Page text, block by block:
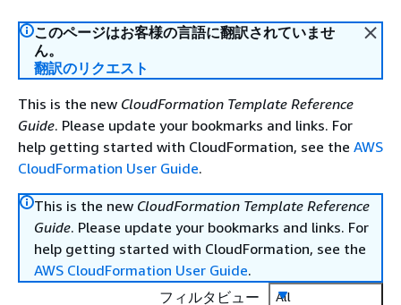
このページはお客様の言語に翻訳されていませ
ん。
翻訳のリクエスト
This is the new CloudFormation Template Reference
Guide. Please update your bookmarks and links. For
help getting started with CloudFormation, see the AWS
CloudFormation User Guide.
This is the new CloudFormation Template Reference
Guide. Please update your bookmarks and links. For
help getting started with CloudFormation, see the
AWS CloudFormation User Guide.
フィルタビュー
All